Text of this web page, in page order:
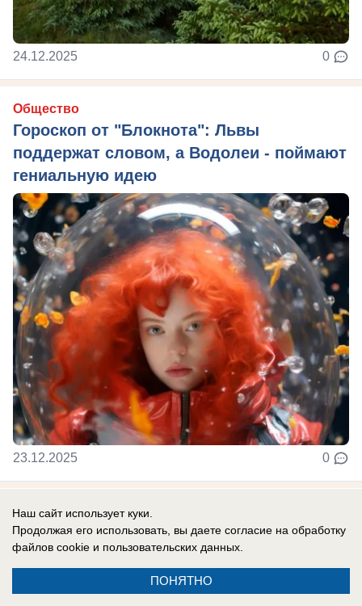
24.12.2025 0
Общество
Гороскоп от "Блокнота": Львы
поддержат словом, а Водолеи - поймают
гениальную идею
23.12.2025 0
Общество
В Новороссийске подвели социально-
экономические итоги года
Наталья Майорова, заместитель главы города
Наш сайт использует куки.
Продолжая его использовать, вы даете согласие на обработку
файлов cookie и пользовательских данных.
ПОНЯТНО